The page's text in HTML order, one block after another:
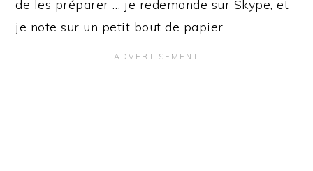
de les préparer … je redemande sur Skype, et
je note sur un petit bout de papier…